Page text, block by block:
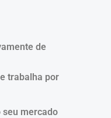
de
trabalha por
seu mercado